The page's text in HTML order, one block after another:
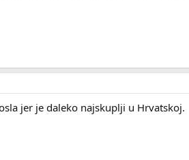
jer je daleko najskuplji u Hrvatskoj.